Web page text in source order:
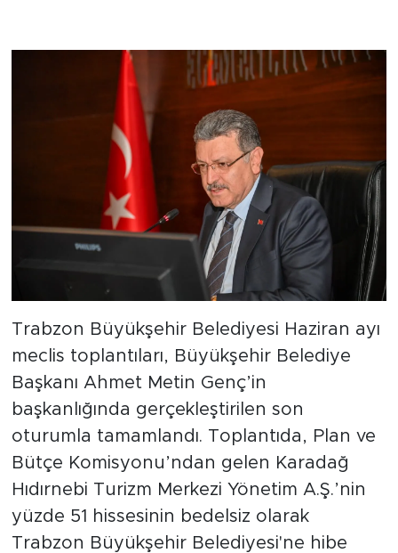
Trabzon Büyükşehir Belediyesi Haziran ayı
meclis toplantıları, Büyükşehir Belediye
Başkanı Ahmet Metin Genç’in
başkanlığında gerçekleştirilen son
oturumla tamamlandı. Toplantıda, Plan ve
Bütçe Komisyonu’ndan gelen Karadağ
Hıdırnebi Turizm Merkezi Yönetim A.Ş.’nin
yüzde 51 hissesinin bedelsiz olarak
Trabzon Büyükşehir Belediyesi'ne hibe